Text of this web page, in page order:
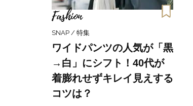
Fashion
SNAP / 特集
ワイドパンツの人気が「黒
→白」にシフト！40代が
着膨れせずキレイ見えする
コツは？